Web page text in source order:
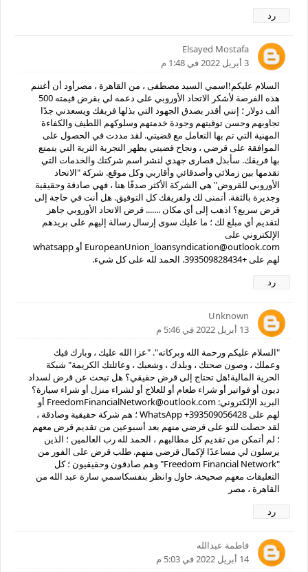
رد
Elsayed Mostafa
3 أبريل 2022 في 1:48 م
السلام عليكم!اسمي السيد مصطفى ، من القاهرة ، مصرأود أن أغتنم
هذه الفرصة لأشكر الاتحاد الأوروبي على دعمه لي بقرض قيمته 500
ألف دولار ؛ إنني أقدر بصدق الجهود التي بذلها فريقك ويسعدني جدًا
تجاوبهم وحسن توقيتهم وجودة خدمتهم وسلوكهم اللطيف والكفاءة
المهنية التي تم بها التعامل مع قضيتي. لقد مددت في الحصول على
الموافقة على قرضي ، ونجاح قضيتي يظهر التجربة الثرية التي يتمتع
بها فريقك. سأبذل قصارى جهدي لنشر اسم شركتك والخدمات التي
تقدمها بين زملائي وأصدقائي وأقاربي وكل موقع. شركة "الاتحاد
الأوروبي للقروض" هي الشركة الأكثر صدقًا هنا ، فهي صادقة وحقيقية
وجديرة بالثقة. أتمنى لك ولفريقك كل التوفيق. هل أنت في حاجة إلى
قرض سريع؟ اذهب إلى أي مكان ....... قرض الاتحاد الأوروبي جاهز
لتقديم أي مبلغ لك ؛ ما عليك سوى إرسال رسالة إليهم على بريدهم
الإلكتروني على
EuropeanUnion_loansyndication@outlook.com أو whatsapp
لهم على +393509828434. الحمد لله على كل شيء.
رد
Unknown
13 أبريل 2022 في 5:46 م
"السلام عليكم ورحمة الله وبركاته". "عزا الله عليك ، وبارك فيك
وعملك ، وصون صحتك ، وبلدك ، وشعبك ، وعائلتك الكريمة" شبكة
الحرية المالية!هل تحتاج إلى قرض حقيقي؟ هل تبحث عن قرض لسداد
ديون أو فواتير أو شراء طعام أو للعلاج أو لشراء منزل أو شراء سيارة؟
البريد الإلكتروني: FreedomFinancialNetwork@outlook.com أو
لهم على WhatsApp +393509056428 ؛ هم شركة حقيقية وصادقة ،
لقد حصلت للتو على قرضي منهم بعد أسبوعين من تقديم قرض معهم
؛ لم أتمكن من تقديم كل مطالبهم ، الحمد لله رب العالمين ؛ الذين
يرسلون لي مساعدًا لإكمال قرضي منهم. طلب قرض على الفور من
"Freedom Financial Network" وهم صادقون وحقيقيون ؛ كل
التعليقات معهم صحيحة. حاول وانظر بنفسكاسمي سارة عبد الله من
القاهرة ، مصر
رد
فاطمة عبدالله
14 أبريل 2022 في 5:03 م